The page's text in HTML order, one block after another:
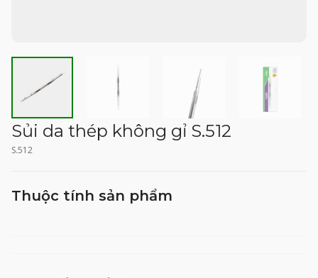
Sủi da thép không gỉ S.512
S.512
Thuộc tính sản phẩm